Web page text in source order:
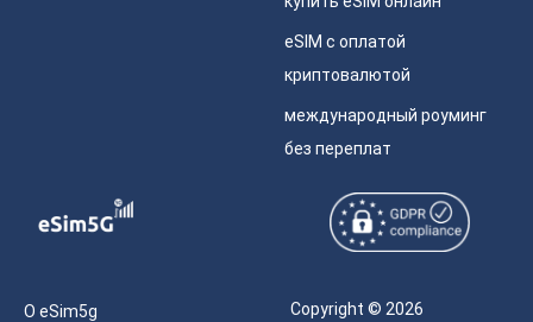
eSIM с оплатой
криптовалютой
международный роуминг
без переплат
О eSim5g Copyright © 2026